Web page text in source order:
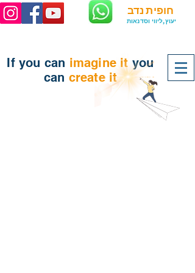
חופית נדב
יעוץ,ליווי וסדנאות
If you can imagine it you
can create it